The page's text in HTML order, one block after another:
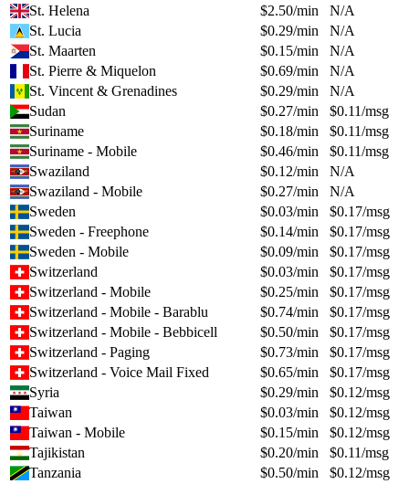
St. Helena
$2.50/min
N/A
St. Lucia
$0.29/min
N/A
St. Maarten
$0.15/min
N/A
St. Pierre & Miquelon
$0.69/min
N/A
St. Vincent & Grenadines
$0.29/min
N/A
Sudan
$0.27/min $0.11/msg
Suriname
$0.18/min $0.11/msg
Suriname - Mobile
$0.46/min $0.11/msg
Swaziland
$0.12/min
N/A
Swaziland - Mobile
$0.27/min
N/A
Sweden
$0.03/min $0.17/msg
Sweden - Freephone
$0.14/min $0.17/msg
Sweden - Mobile
$0.09/min $0.17/msg
Switzerland
$0.03/min $0.17/msg
Switzerland - Mobile
$0.25/min $0.17/msg
Switzerland - Mobile - Barablu
$0.74/min $0.17/msg
Switzerland - Mobile - Bebbicell
$0.50/min $0.17/msg
Switzerland - Paging
$0.73/min $0.17/msg
Switzerland - Voice Mail Fixed
$0.65/min $0.17/msg
Syria
$0.29/min $0.12/msg
Taiwan
$0.03/min $0.12/msg
Taiwan - Mobile
$0.15/min $0.12/msg
Tajikistan
$0.20/min $0.11/msg
Tanzania
$0.50/min $0.12/msg